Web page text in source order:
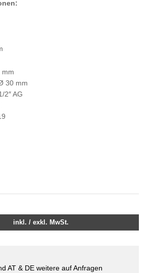
mm
30 mm
2″ AG
inkl. / exkl. MwSt.
AT & DE weitere auf Anfragen